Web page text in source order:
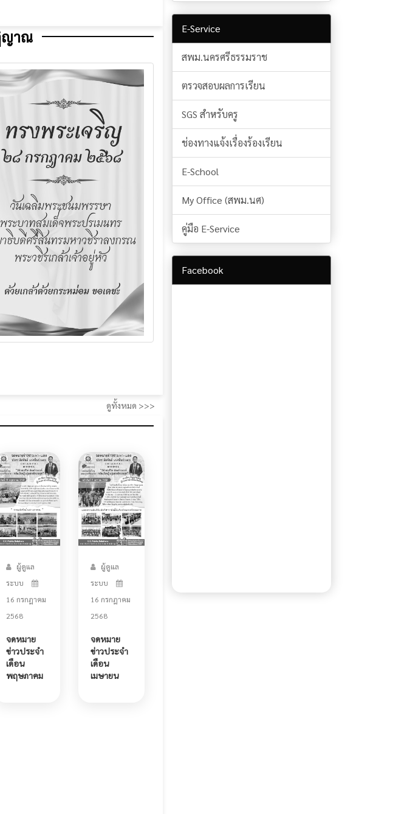
ญาณ
ดูทั้งหมด >>>
ผู้ดูแล
ระบบ
16 กรกฎาคม
2568
จดหมาย
ข่าวประจำ
เดือน
พฤษภาคม
ผู้ดูแล
ระบบ
16 กรกฎาคม
2568
จดหมาย
ข่าวประจำ
เดือน
เมษายน
E-Service
สพม.นครศรีธรรมราช
ตรวจสอบผลการเรียน
SGS สำหรับครู
ช่องทางแจ้งเรื่องร้องเรียน
E-School
My Office (สพม.นศ)
คู่มือ E-Service
Facebook